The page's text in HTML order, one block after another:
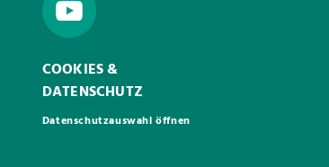
COOKIES &
DATENSCHUTZ
Datenschutzauswahl öffnen